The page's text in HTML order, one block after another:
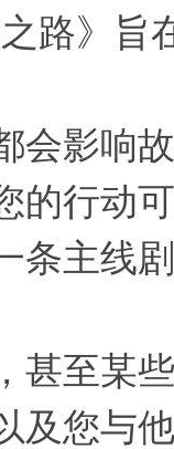
之路》
会影响
的行动
条主线
甚至某
及您与